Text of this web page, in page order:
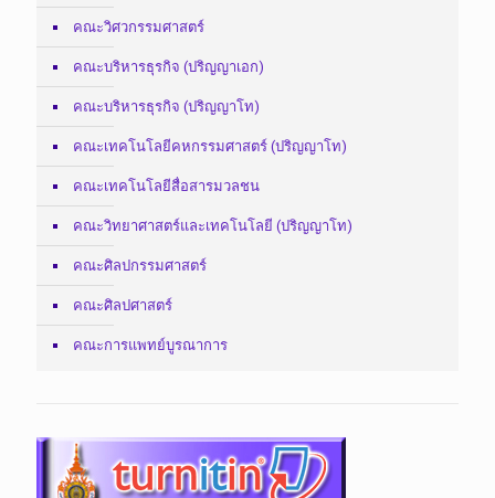
คณะวิศวกรรมศาสตร์
คณะบริหารธุรกิจ (ปริญญาเอก)
คณะบริหารธุรกิจ (ปริญญาโท)
คณะเทคโนโลยีคหกรรมศาสตร์ (ปริญญาโท)
คณะเทคโนโลยีสื่อสารมวลชน
คณะวิทยาศาสตร์และเทคโนโลยี (ปริญญาโท)
คณะศิลปกรรมศาสตร์
คณะศิลปศาสตร์
คณะการแพทย์บูรณาการ